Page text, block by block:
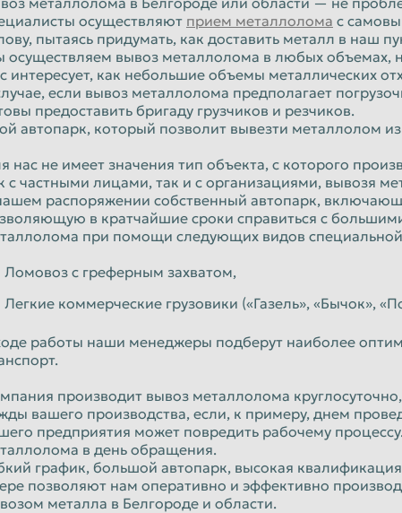
осуществляют прием металлолома с
пытаясь придумать, как доставить металл в наш
вывоз металлолома в любых объемах,
интересует, как небольшие объемы металлических
если вывоз металлолома предполагает
предоставить бригаду грузчиков и резчиков.
автопарк, который позволит вывезти металлолом
нас не имеет значения тип объекта, с которого
с частными лицами, так и с организациями, вывозя
распоряжении собственный автопарк,
в кратчайшие сроки справиться с
при помощи следующих видов специальной
Ломовоз с греферным захватом,
Легкие коммерческие грузовики («Газель», «Бычок»,
работы наши менеджеры подберут наиболее
производит вывоз металлолома
вашего производства, если, к примеру, днем
предприятия может повредить рабочему
в день обращения.
график, большой автопарк, высокая
позволяют нам оперативно и эффективно
металла в Белгороде и области.